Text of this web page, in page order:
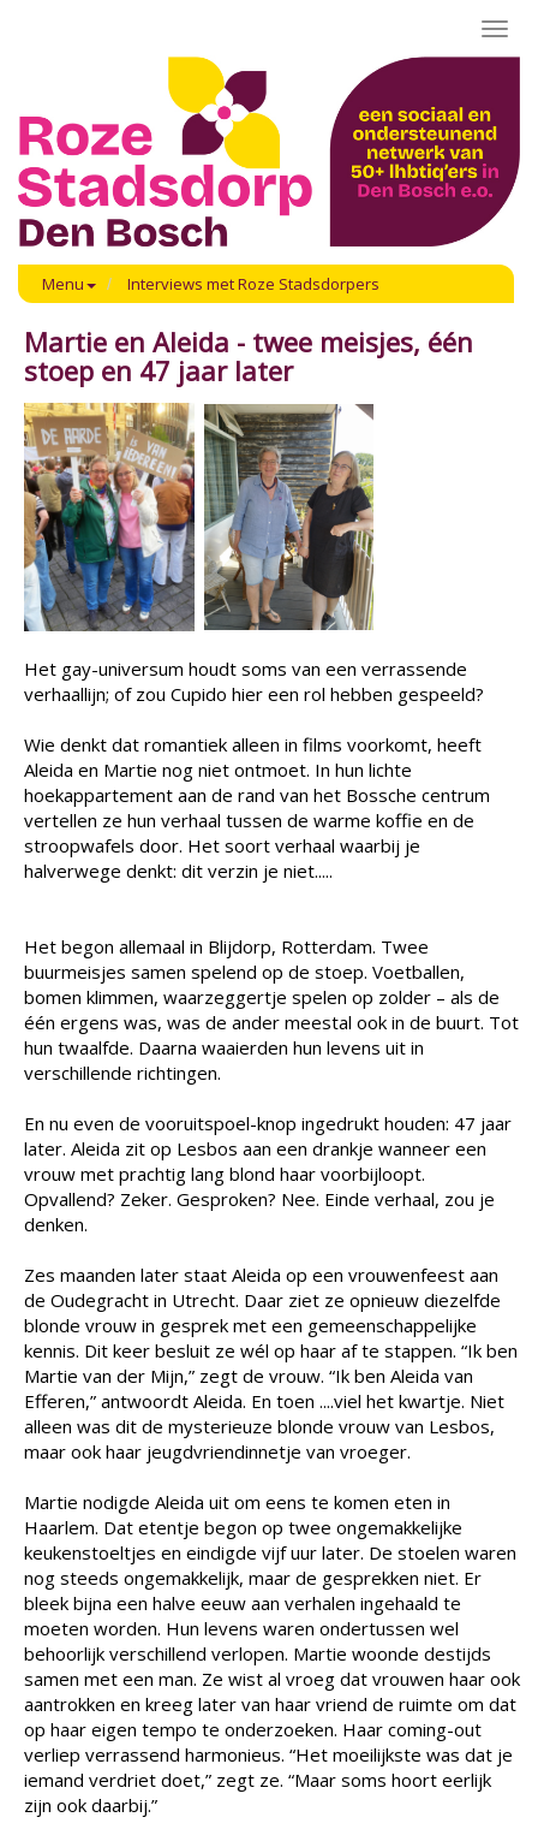
Menu Interviews met Roze Stadsdorpers
Martie en Aleida - twee meisjes, één
stoep en 47 jaar later
Het gay-universum houdt soms van een verrassende
verhaallijn; of zou Cupido hier een rol hebben gespeeld?
Wie denkt dat romantiek alleen in films voorkomt, heeft
Aleida en Martie nog niet ontmoet. In hun lichte
hoekappartement aan de rand van het Bossche centrum
vertellen ze hun verhaal tussen de warme koffie en de
stroopwafels door. Het soort verhaal waarbij je
halverwege denkt: dit verzin je niet.....
Het begon allemaal in Blijdorp, Rotterdam. Twee
buurmeisjes samen spelend op de stoep. Voetballen,
bomen klimmen, waarzeggertje spelen op zolder – als de
één ergens was, was de ander meestal ook in de buurt. Tot
hun twaalfde. Daarna waaierden hun levens uit in
verschillende richtingen.
En nu even de vooruitspoel-knop ingedrukt houden: 47 jaar
later. Aleida zit op Lesbos aan een drankje wanneer een
vrouw met prachtig lang blond haar voorbijloopt.
Opvallend? Zeker. Gesproken? Nee. Einde verhaal, zou je
denken.
Zes maanden later staat Aleida op een vrouwenfeest aan
de Oudegracht in Utrecht. Daar ziet ze opnieuw diezelfde
blonde vrouw in gesprek met een gemeenschappelijke
kennis. Dit keer besluit ze wél op haar af te stappen. “Ik ben
Martie van der Mijn,” zegt de vrouw. “Ik ben Aleida van
Efferen,” antwoordt Aleida. En toen ....viel het kwartje. Niet
alleen was dit de mysterieuze blonde vrouw van Lesbos,
maar ook haar jeugdvriendinnetje van vroeger.
Martie nodigde Aleida uit om eens te komen eten in
Haarlem. Dat etentje begon op twee ongemakkelijke
keukenstoeltjes en eindigde vijf uur later. De stoelen waren
nog steeds ongemakkelijk, maar de gesprekken niet. Er
bleek bijna een halve eeuw aan verhalen ingehaald te
moeten worden. Hun levens waren ondertussen wel
behoorlijk verschillend verlopen. Martie woonde destijds
samen met een man. Ze wist al vroeg dat vrouwen haar ook
aantrokken en kreeg later van haar vriend de ruimte om dat
op haar eigen tempo te onderzoeken. Haar coming-out
verliep verrassend harmonieus. “Het moeilijkste was dat je
iemand verdriet doet,” zegt ze. “Maar soms hoort eerlijk
zijn ook daarbij.”